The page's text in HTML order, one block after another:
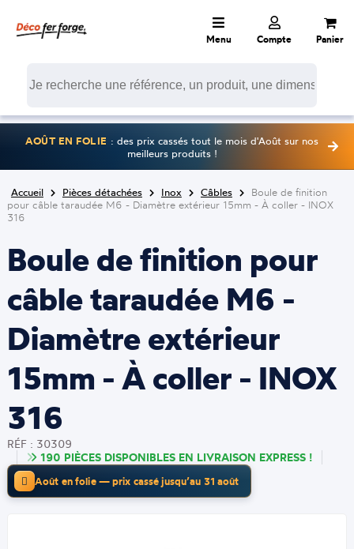
Menu Compte Panier
AOÛT EN FOLIE : des prix cassés tout le mois d'Août sur nos
meilleurs produits !
Accueil Pièces détachées Inox Câbles
Boule de finition
pour câble taraudée M6 - Diamètre extérieur 15mm - À coller - INOX
316
Boule de finition pour
câble taraudée M6 -
Diamètre extérieur
15mm - À coller - INOX
316
RÉF : 30309
190 PIÈCES DISPONIBLES EN LIVRAISON EXPRESS !
Août en folie — prix cassé jusqu’au 31 août